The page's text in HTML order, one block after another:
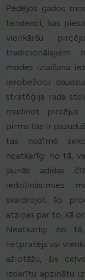
Pēdējos gados
tendenci, kas
vienkāršu
tradicionālajiem
modes izlaišana
ierobežotu
stratēģija rada
mudinot pircējus
pirms tās ir
tas nozīmē
neatkarīgi no tā,
jaunās adidas
iedziļināsimies
skaidrojot šo
atziņas par to, kā
Neatkarīgi no
lietpratējs vai
ažiotāžu, šis
izdarītu apzinātu